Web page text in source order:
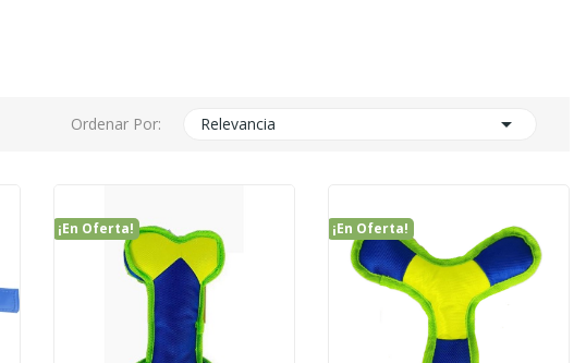
Ordenar Por: Relevancia 
¡En Oferta! ¡En Oferta!